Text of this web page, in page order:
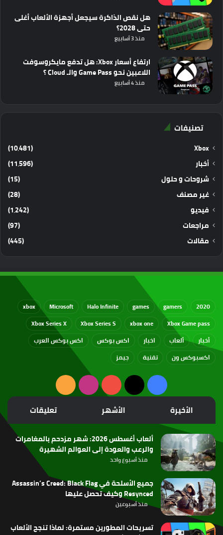
هل نقص الذاكرة سيجعل أجهزة الألعاب أغلى
حتى 2028؟
منذ 3 أسابيع
ارتفاع أسعار Xbox: هل تدفع مايكروسوفت
اللاعبين نحو Game Pass والـ Cloud ؟
منذ 4 أسابيع
تصنيفات
Xbox
(10٬481)
أخبار
(11٬596)
شروحات و حلول
(15)
غير مصنف
(28)
فيديو
(1٬242)
مراجعات
(97)
مقالات
(445)
2020
gamers
games
Halo Infinite
Microsoft
xbox
Xbox Game pass
xbox one
Xbox Series S
Xbox Series X
أخبار
ألعاب اخبار اكس بوكس
اكس بوكس العرب
اكسبوكس ون
تقنية جيمز
فيسبوك
‫X
‫YouTubeانستقرامملخص
الموقع
RSS
الأخيرة الأشهر تعليقات
ألعاب أغسطس 2026: شهر مزدحم بالمغامرات
والرعب والعودة إلى العوالم الشهيرة
منذ أسبوع واحد
جميع الأسلحة في Assassin’s Creed: Black Flag
Resynced وكيف تحصل عليها
منذ أسبوعين
تسريحات المطورين مستمرة: لماذا تنجح الألعاب